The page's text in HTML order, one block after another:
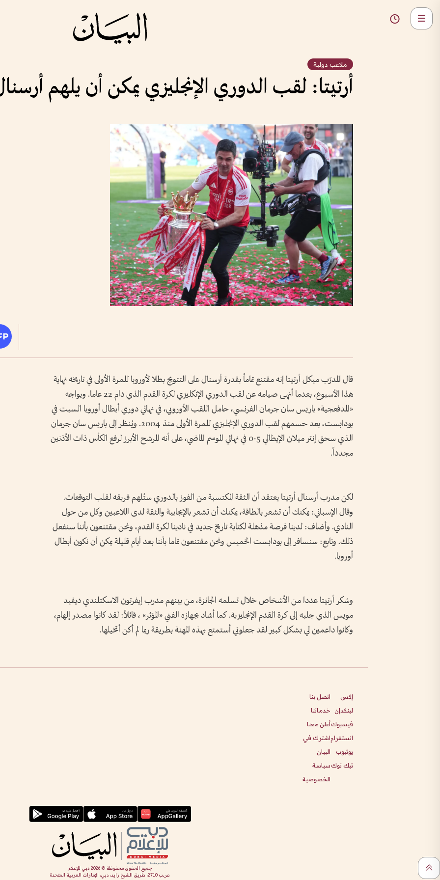
ملاعب دولية
أرتيتا: لقب الدوري الإنجليزي يمكن أن يلهم
قال المدرّب ميكل أرتيتا إنه مقتنع تماماً بقدرة أرسنال على التتويج بطلا لأوروبا للمرة الأولى في تاريخه نهاية
هذا الأسبوع، بعدما أنهى صيامه عن لقب الدوري الإنكليزي لكرة القدم الذي دام 22 عاما. ويواجه
«المدفعجية» باريس سان جرمان الفرنسي، حامل اللقب الأوروبي، في نهائي دوري أبطال أوروبا السبت في
بودابست، بعد حسمهم لقب الدوري الإنجليزي للمرة الأولى منذ 2004. ويُنظر إلى باريس سان جرمان
الذي سحق إنتر ميلان الإيطالي 5-0 في نهائي الموسم الماضي، على أنه المرشح الأبرز لرفع الكأس ذات الأذنين
مجدداً.
لكن مدرب أرسنال أرتيتا يعتقد أن الثقة المكتسبة من الفوز بالدوري ستُلهم فريقه لقلب التوقعات.
وقال الإسباني: يمكنك أن تشعر بالطاقة، يمكنك أن تشعر بالإيجابية والثقة لدى اللاعبين وكل من حول
النادي. وأضاف: لدينا فرصة مذهلة لكتابة تاريخ جديد في نادينا لكرة القدم، ونحن مقتنعون بأننا سنفعل
ذلك. وتابع: سنسافر إلى بودابست الخميس ونحن مقتنعون تماما بأننا بعد أيام قليلة يمكن أن نكون أبطال
أوروبا.
وشكر أرتيتا عددا من الأشخاص خلال تسلمه الجائزة، من بينهم مدرب إيفرتون الاسكتلندي ديفيد
مويس الذي جلبه إلى كرة القدم الإنجليزية. كما أشاد بجهازه الفني «المؤثر» ، قائلاً: لقد كانوا مصدر إلهام،
وكانوا داعمين لي بشكل كبير لقد جعلوني أستمتع بهذه المهنة بطريقة ربما لم أكن أتخيلها.
إكس
لينكدإن
فيسبوك
انستغرام
يوتيوب
تيك توك
اتصل بنا
خدماتنا
أعلن معنا
اشترك في
البيان
سياسة
الخصوصية
جميع الحقوق محفوظة ©2026 دبي للإعلام
ص.ب 2710، طريق الشيخ زايد، دبي، الإمارات العربية المتحدة